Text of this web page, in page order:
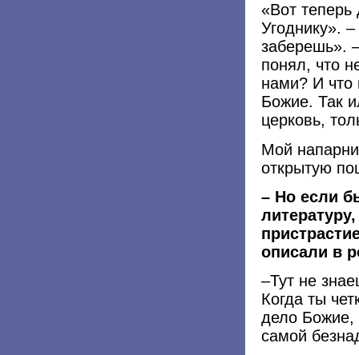
«Вот
Угоднику».
заберешь».
понял, что
нами? И что
Божие. Так
церковь,
Мой
открытую
– Но если
описали в
–Тут не
Когда ты
дело Божие,
самой